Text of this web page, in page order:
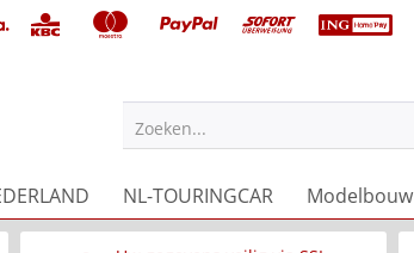
Zoeken...
NL-TOURINGCAR Modelbouw